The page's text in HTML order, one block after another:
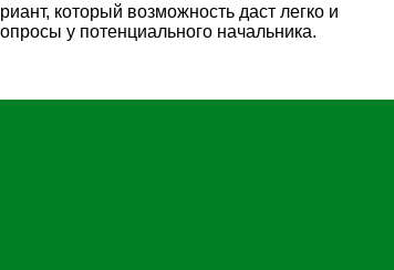
который возможность даст легко и
у потенциального начальника.